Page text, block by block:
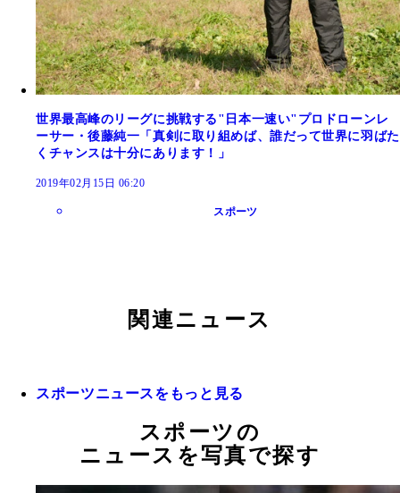
世界最高峰のリーグに挑戦する"日本一速い"プロドローンレ
ーサー・後藤純一「真剣に取り組めば、誰だって世界に羽ばた
くチャンスは十分にあります！」
2019年02月15日 06:20
スポーツ
関連ニュース
スポーツニュースをもっと見る
スポーツの
ニュースを写真で探す